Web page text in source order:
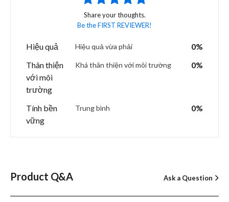
Share your thoughts.
Be the FIRST REVIEWER!
Hiệu quả Hiệu quả vừa phải
0%
Thân thiện
với môi
trường
Khá thân thiện với môi trường 0%
Tính bền
vững
Trung bình 0%
Product Q&A Ask a Question